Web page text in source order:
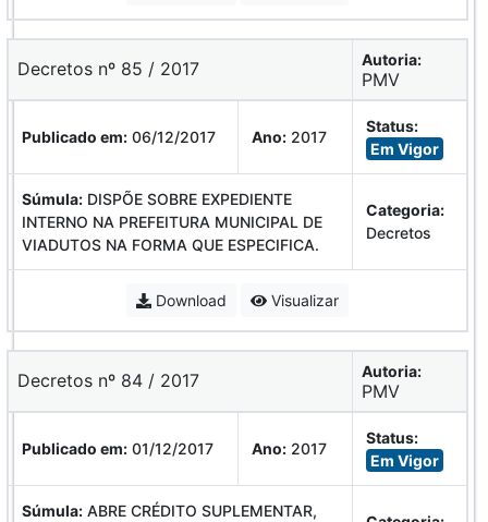
Decretos nº 85 / 2017 Autoria:
PMV
Publicado em: 06/12/2017 Ano: 2017
Status:
Em Vigor
Súmula: DISPÕE SOBRE EXPEDIENTE
INTERNO NA PREFEITURA MUNICIPAL DE
VIADUTOS NA FORMA QUE ESPECIFICA.
Categoria:
Decretos
Download Visualizar
Decretos nº 84 / 2017 Autoria:
PMV
Publicado em: 01/12/2017 Ano: 2017
Status:
Em Vigor
Súmula: ABRE CRÉDITO SUPLEMENTAR,